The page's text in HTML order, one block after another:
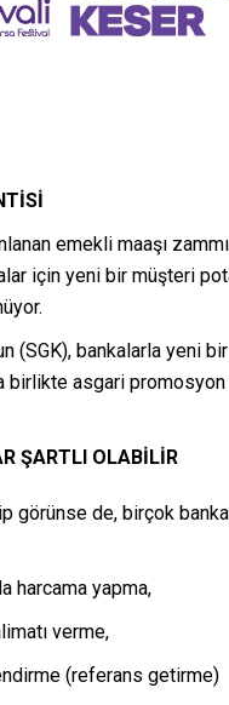
emekli maaşı
için yeni bir müşteri
(SGK), bankalarla yeni
birlikte asgari
ŞARTLI OLABİLİR
görünse de, birçok
harcama yapma,
verme,
(referans getirme)